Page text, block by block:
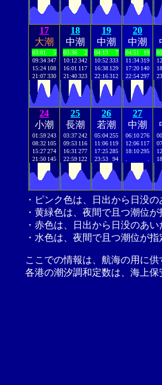
17
大潮
03:01
5
09:34347
15:24 108
21:07330
18
中潮
03:36
2
10:12342
16:01 117
21:40323
19
中潮
04:13
7
10:52333
16:38 129
22:16312
20
中潮
04:51
19
11:34319
17:20 140
22:54297
24
小潮
01:59243
08:32 105
15:27274
21:50 145
25
長潮
03:37242
09:53 116
16:31 277
22:59 122
26
若潮
05:04255
11:06 119
17:25285
23:53
94
27
中潮
06:10276
12:06 117
18:10295
・ピンク色は、日出から日没
・黄緑色は、夜間で且つ潮位
・赤色は、日出から日没のあ
・水色は、夜間で且つ潮位が
ここでの情報は、航海の用に
各港の潮汐調和定数は、海上